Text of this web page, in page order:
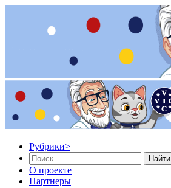
Рубрики>
Найти
О проекте
Партнеры